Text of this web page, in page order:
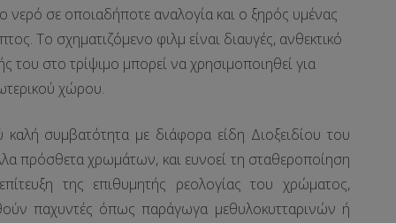
νερό σε οποιαδήποτε αναλογία και ο ξηρός υμένας
Το σχηματιζόμενο φιλμ είναι διαυγές, ανθεκτικό
του στο τρίψιμο μπορεί να χρησιμοποιηθεί για
χώρου.
συμβατότητα με διάφορα είδη Διοξειδίου του
πρόσθετα χρωμάτων, και ευνοεί τη σταθεροποίηση
της επιθυμητής ρεολογίας του χρώματος,
παχυντές όπως παράγωγα μεθυλοκυτταρινών ή